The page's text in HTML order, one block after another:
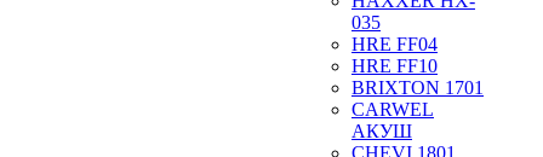
035
HRE FF04
HRE FF10
BRIXTON 1701
CARWEL
АКУШ
CHEVI 1801